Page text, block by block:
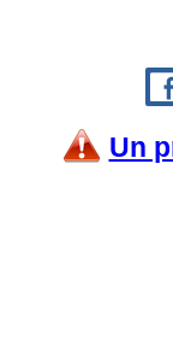
Un